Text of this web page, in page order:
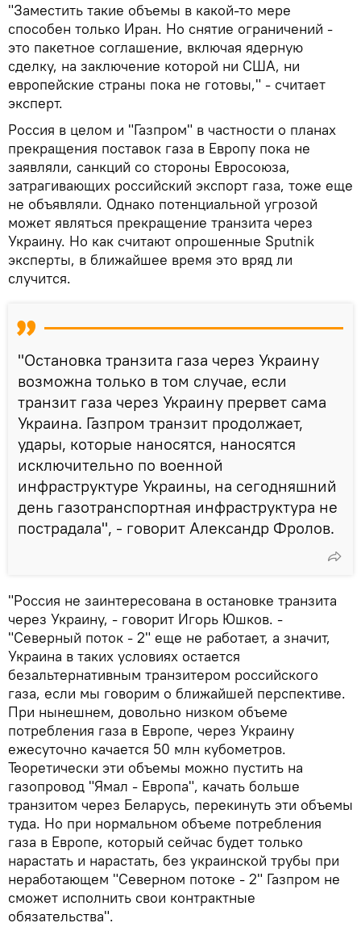
"Заместить такие объемы в какой-то мере
способен только Иран. Но снятие ограничений -
это пакетное соглашение, включая ядерную
сделку, на заключение которой ни США, ни
европейские страны пока не готовы," - считает
эксперт.
Россия в целом и "Газпром" в частности о планах
прекращения поставок газа в Европу пока не
заявляли, санкций со стороны Евросоюза,
затрагивающих российский экспорт газа, тоже еще
не объявляли. Однако потенциальной угрозой
может являться прекращение транзита через
Украину. Но как считают опрошенные Sputnik
эксперты, в ближайшее время это вряд ли
случится.
"Остановка транзита газа через Украину
возможна только в том случае, если
транзит газа через Украину прервет сама
Украина. Газпром транзит продолжает,
удары, которые наносятся, наносятся
исключительно по военной
инфраструктуре Украины, на сегодняшний
день газотранспортная инфраструктура не
пострадала", - говорит Александр Фролов.
"Россия не заинтересована в остановке транзита
через Украину, - говорит Игорь Юшков. -
"Северный поток - 2" еще не работает, а значит,
Украина в таких условиях остается
безальтернативным транзитером российского
газа, если мы говорим о ближайшей перспективе.
При нынешнем, довольно низком объеме
потребления газа в Европе, через Украину
ежесуточно качается 50 млн кубометров.
Теоретически эти объемы можно пустить на
газопровод "Ямал - Европа", качать больше
транзитом через Беларусь, перекинуть эти объемы
туда. Но при нормальном объеме потребления
газа в Европе, который сейчас будет только
нарастать и нарастать, без украинской трубы при
неработающем "Северном потоке - 2" Газпром не
сможет исполнить свои контрактные
обязательства".